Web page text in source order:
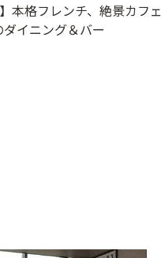
本格フレンチ、絶景カフェ
イニング＆バー